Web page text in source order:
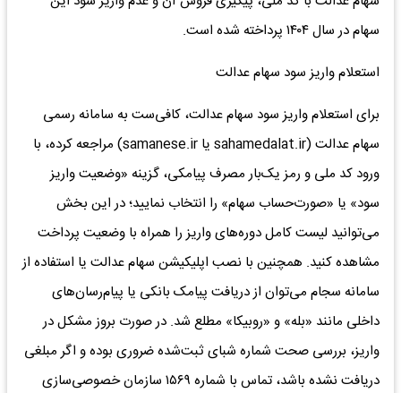
سهام در سال ۱۴۰۴ پرداخته شده است.
استعلام واریز سود سهام عدالت
برای استعلام واریز سود سهام عدالت، کافی‌ست به سامانه رسمی
سهام عدالت (sahamedalat.ir یا samanese.ir) مراجعه کرده، با
ورود کد ملی و رمز یک‌بار مصرف پیامکی، گزینه «وضعیت واریز
سود» یا «صورت‌حساب سهام» را انتخاب نمایید؛ در این بخش
می‌توانید لیست کامل دوره‌های واریز را همراه با وضعیت پرداخت
مشاهده کنید. همچنین با نصب اپلیکیشن سهام عدالت یا استفاده از
سامانه سجام می‌توان از دریافت پیامک بانکی یا پیام‌رسان‌های
داخلی مانند «بله» و «روبیکا» مطلع شد. در صورت بروز مشکل در
واریز، بررسی صحت شماره شبای ثبت‌شده ضروری بوده و اگر مبلغی
دریافت نشده باشد، تماس با شماره ۱۵۶۹ سازمان خصوصی‌سازی